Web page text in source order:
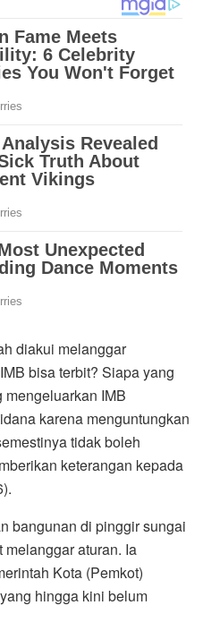
diakui melanggar
bisa terbit? Siapa yang
IMB
karena menguntungkan
tidak boleh
keterangan kepada
bangunan di pinggir sungai
aturan. Ia
Kota (Pemkot)
hingga kini belum